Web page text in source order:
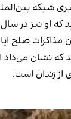
شبکه
سال ۲۰۱۰ بازداشت شد.
در جریان مذاکرات
نشان می‌داد
از زندان است.